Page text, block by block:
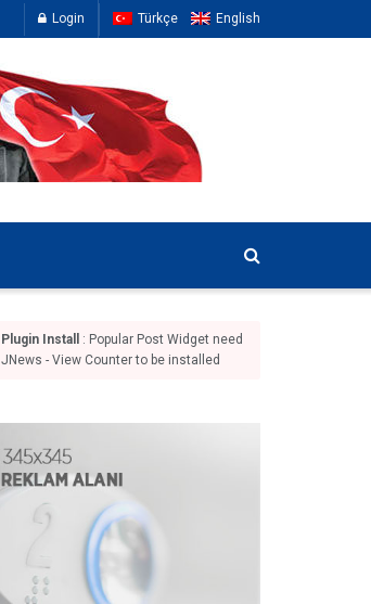
Login Türkçe English
Plugin Install
: Popular Post Widget need
JNews - View Counter to be installed